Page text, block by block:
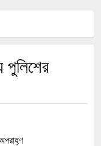
পুলিশের